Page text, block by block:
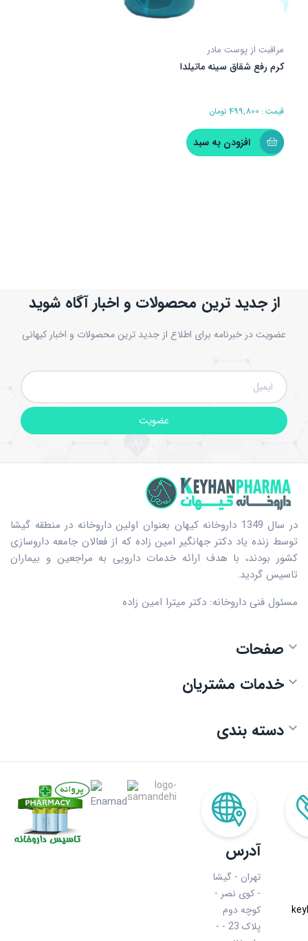
مراقبت از پوست مادر
کرم رفع شقاق سینه ماتیلدا
قیمت : تومان
افزودن به سبد
از جدید ترین محصولات و اخبار آگاه شوید
عضویت در خبرنامه برای اطلاع از جدید ترین محصولات و اخبار کیهانی
عضویت
در سال 1349 داروخانه کیهان بعنوان اولین داروخانه در منطقه گیشا
توسط زنده یاد دکتر جهانگیر امین زاده که از فعالان جامعه داروسازی
کشور بودند، با هدف ارائه خدمات دارویی به مراجعین و بیماران
تاسیس گردید.
مسئول فنی داروخانه: دکتر میترا امین زاده
صفحات 
خدمات مشتریان 
دسته بندی 
آدرس
تهران - گیشا
- کوی نصر -
کوچه دوم
- پلاک 23 -